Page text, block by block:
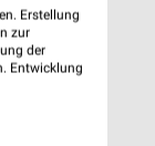
Erstellung
zur
der
Entwicklung